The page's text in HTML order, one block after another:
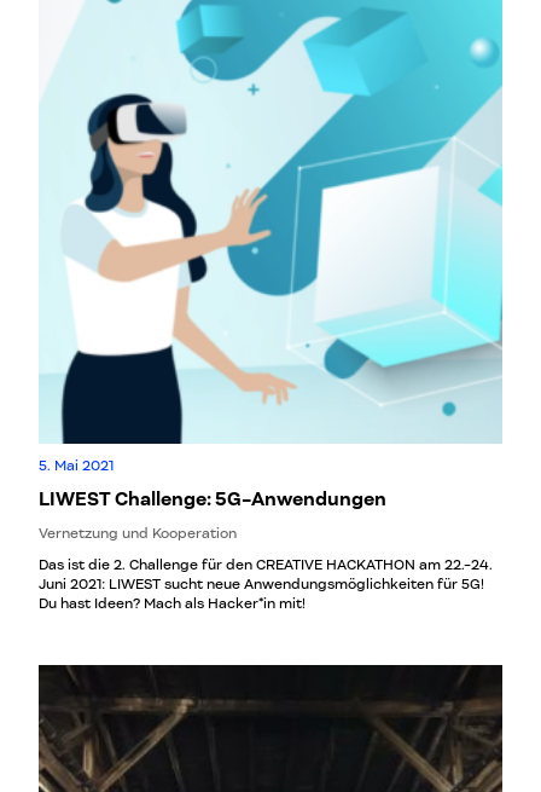
5. Mai 2021
LIWEST Challenge: 5G-Anwendungen
Vernetzung und Kooperation
Das ist die 2. Challenge für den CREATIVE HACKATHON am 22.-24.
Juni 2021: LIWEST sucht neue Anwendungsmöglichkeiten für 5G!
Du hast Ideen? Mach als Hacker*in mit!